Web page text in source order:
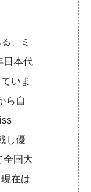
、ミ
日本代
いま
ら自
し優
全国大
在は